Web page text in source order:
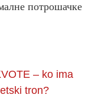
потрошачке
– ko ima
tron?